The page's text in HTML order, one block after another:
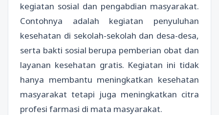
kegiatan sosial dan pengabdian masyarakat.
Contohnya adalah kegiatan penyuluhan
kesehatan di sekolah-sekolah dan desa-desa,
serta bakti sosial berupa pemberian obat dan
layanan kesehatan gratis. Kegiatan ini tidak
hanya membantu meningkatkan kesehatan
masyarakat tetapi juga meningkatkan citra
profesi farmasi di mata masyarakat.